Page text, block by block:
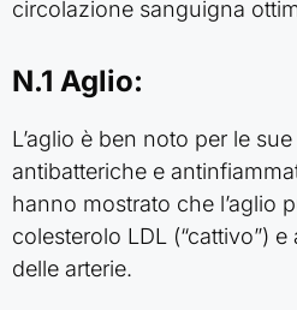
circolazione sanguigna
N.1 Aglio:
L’aglio è ben noto per le
antibatteriche e
hanno mostrato che l’aglio
colesterolo LDL (“cattivo”)
delle arterie.